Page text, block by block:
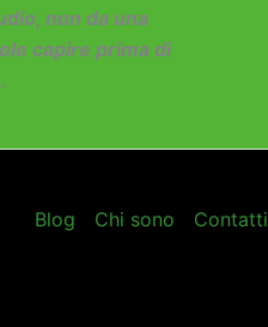
non da una
capire prima di
Blog Chi sono Contatti